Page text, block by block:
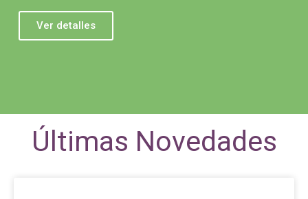
Ver detalles
Últimas Novedades